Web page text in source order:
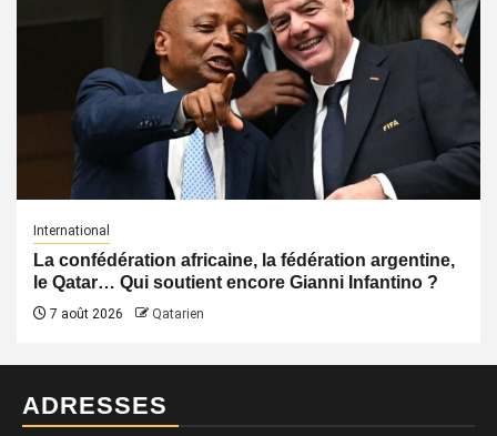
International
La confédération africaine, la fédération argentine,
le Qatar… Qui soutient encore Gianni Infantino ?
7 août 2026 Qatarien
ADRESSES